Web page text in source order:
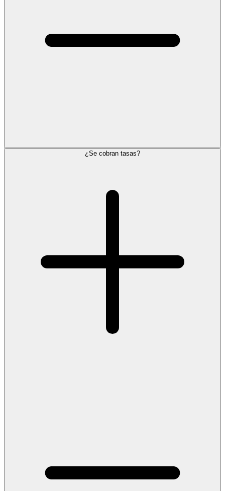
¿Se cobran tasas?